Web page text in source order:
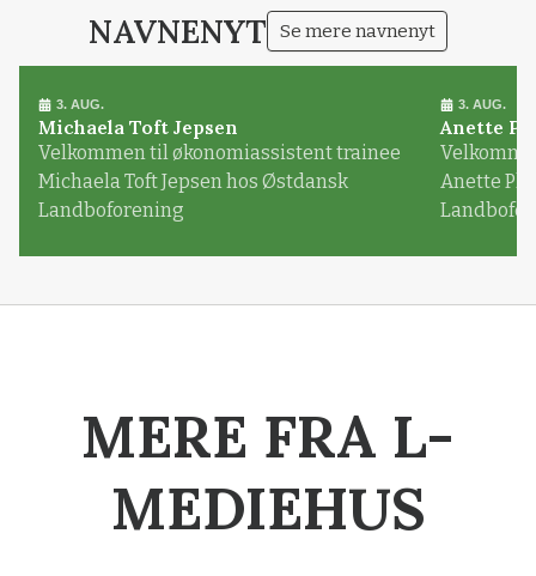
NAVNENYT Se mere navnenyt
3. AUG.
Michaela Toft Jepsen
Velkommen til økonomiassistent trainee
Michaela Toft Jepsen hos Østdansk
Landboforening
3. AUG.
Anette
Anette
MERE FRA L-
MEDIEHUS